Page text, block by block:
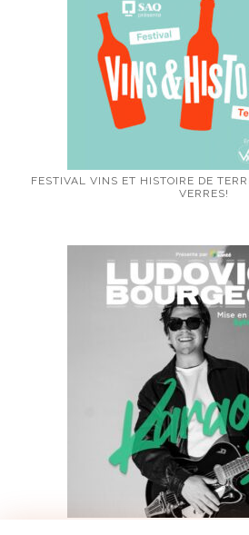
FESTIVAL VINS ET HISTOIRE DE
VERRES!